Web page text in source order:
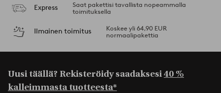
Express
Saat pakettisi tavallista nopeammalla
toimituksella
Ilmainen toimitus
Koskee yli 64,90 EUR
normaalipakettia
Uusi täällä? Rekisteröidy saadaksesi40 %
kalleimmasta tuotteesta*